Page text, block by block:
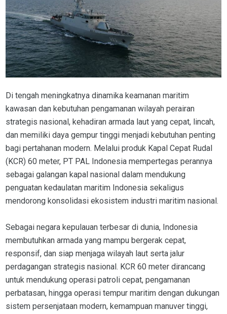
Di tengah meningkatnya dinamika keamanan maritim
kawasan dan kebutuhan pengamanan wilayah perairan
strategis nasional, kehadiran armada laut yang cepat, lincah,
dan memiliki daya gempur tinggi menjadi kebutuhan penting
bagi pertahanan modern. Melalui produk Kapal Cepat Rudal
(KCR) 60 meter, PT PAL Indonesia mempertegas perannya
sebagai galangan kapal nasional dalam mendukung
penguatan kedaulatan maritim Indonesia sekaligus
mendorong konsolidasi ekosistem industri maritim nasional.
Sebagai negara kepulauan terbesar di dunia, Indonesia
membutuhkan armada yang mampu bergerak cepat,
responsif, dan siap menjaga wilayah laut serta jalur
perdagangan strategis nasional. KCR 60 meter dirancang
untuk mendukung operasi patroli cepat, pengamanan
perbatasan, hingga operasi tempur maritim dengan dukungan
sistem persenjataan modern, kemampuan manuver tinggi,